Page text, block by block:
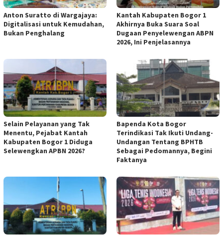
Anton Suratto di Wargajaya:
Digitalisasi untuk Kemudahan,
Bukan Penghalang
Kantah Kabupaten Bogor 1
Akhirnya Buka Suara Soal
Dugaan Penyelewengan ABPN
2026, Ini Penjelasannya
Selain Pelayanan yang Tak
Menentu, Pejabat Kantah
Kabupaten Bogor 1 Diduga
Selewengkan APBN 2026?
Bapenda Kota Bogor
Terindikasi Tak Ikuti Undang-
Undangan Tentang BPHTB
Sebagai Pedomannya, Begini
Faktanya